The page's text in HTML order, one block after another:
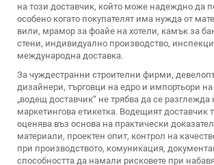
на този доставчик, който може надеждно да
особено когато покупателят има нужда от
вили, мрамор за фоайе на хотели, камък за
стени, индивидуално производство,
международна доставка.
За чуждестранни строителни фирми,
дизайнери, търговци на едро и импортьори
„водещ доставчик“ не трябва да се разглежда
маркетингова етикетка. Водещият доставчик
оценява въз основа на практически
материали, проектен опит, контрол на
при производството, комуникация,
способността да намали рисковете при